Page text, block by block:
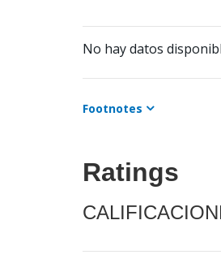
No hay datos
Footnotes
Ratings